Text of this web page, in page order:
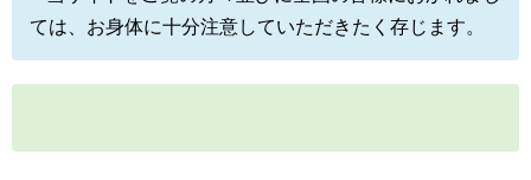
ては、お身体に十分注意していただきたく存じます。